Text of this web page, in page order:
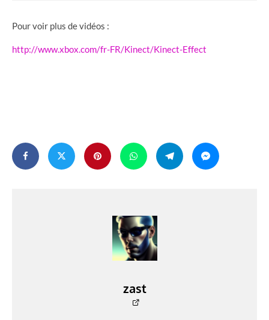
Pour voir plus de vidéos :
http://www.xbox.com/fr-FR/Kinect/Kinect-Effect
zast